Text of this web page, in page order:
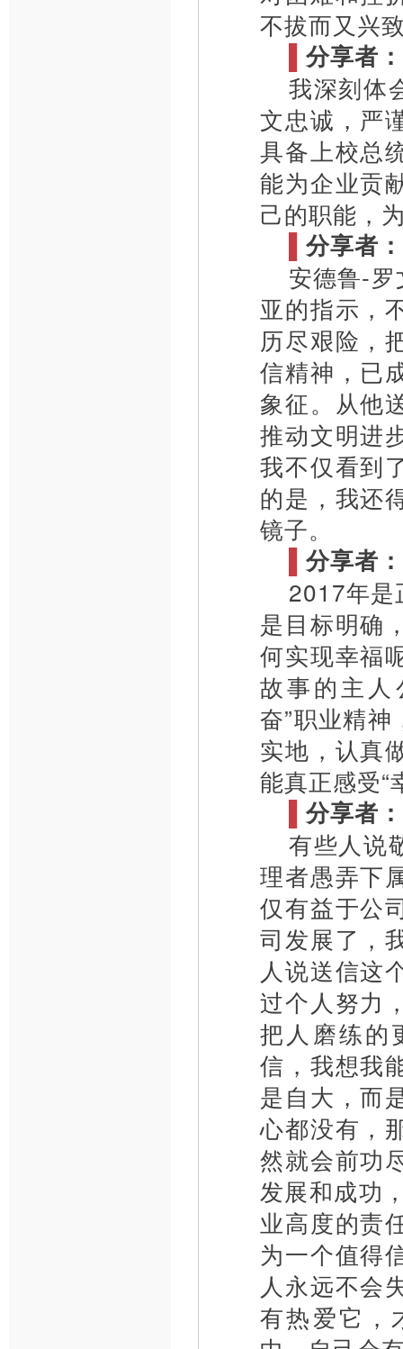
不拔而又兴
▌ 分享者
我深刻体
文忠诚，严
具备上校总
能为企业贡
己的职能，
▌ 分享者
安德鲁-
亚的指示，
历尽艰险，
信精神，已
象征。从他
推动文明进
我不仅看到
的是，我还
镜子。
▌ 分享者
2017年是
是目标明确
何实现幸福
故事的主人
奋”职业精
实地，认真
能真正感受“
▌ 分享者
有些人说
理者愚弄下
仅有益于公
司发展了，
人说送信这
过个人努力
把人磨练的
信，我想我
是自大，而
心都没有，
然就会前功
发展和成功
业高度的责
为一个值得
人永远不会
有热爱它，